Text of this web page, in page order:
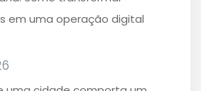
em uma operação digital